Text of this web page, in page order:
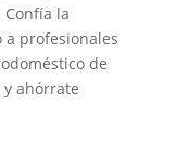
la
a profesionales
de
y ahórrate